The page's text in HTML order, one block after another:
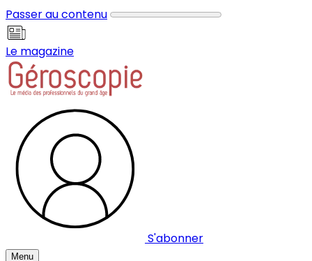
Passer au contenu
Le magazine
S'abonner
Menu
Panneau de gestion des cookies